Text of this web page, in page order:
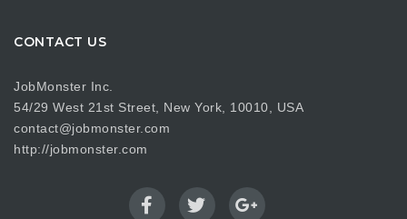
CONTACT US
JobMonster Inc.
54/29 West 21st Street, New York, 10010, USA
contact@jobmonster.com
http://jobmonster.com